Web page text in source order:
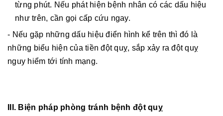
từng phút. Nếu phát hiện bệnh nhân có các dấu hiệu
như trên, cần gọi cấp cứu ngay.
- Nếu gặp những dấu hiệu điển hình kể trên thì đó là
những biểu hiện của tiền đột quỵ, sắp xảy ra đột quỵ
nguy hiểm tới tính mạng.
III. Biện pháp phòng tránh bệnh đột quỵ